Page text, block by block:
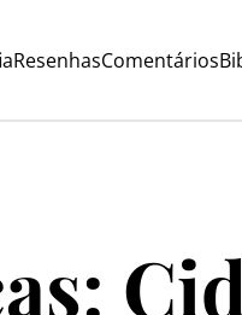
ResenhasComentários